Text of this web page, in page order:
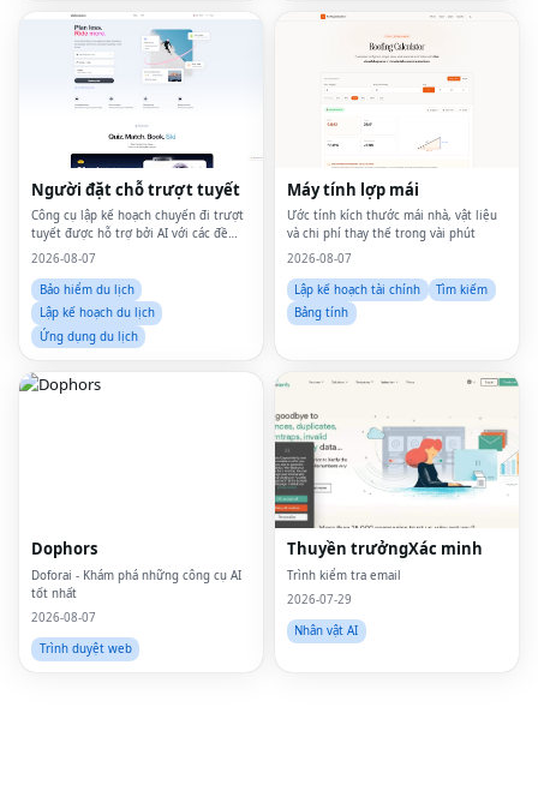
Người đặt chỗ trượt tuyết
Công cụ lập kế hoạch chuyến đi trượt
tuyết được hỗ trợ bởi AI với các đề
xuất về khu nghỉ dưỡng được cá nhân
2026-08-07
Bảo hiểm du lịch
Lập kế hoạch du lịch
Ứng dụng du lịch
Máy tính lợp mái
Ước tính kích thước mái nhà, vật liệu
và chi phí thay thế trong vài phút
2026-08-07
Lập kế hoạch tài chính
Tìm kiếm
Bảng tính
Dophors
Doforai - Khám phá những công cụ AI
tốt nhất
2026-08-07
Trình duyệt web
Thuyền trưởngXác minh
Trình kiểm tra email
2026-07-29
Nhân vật AI